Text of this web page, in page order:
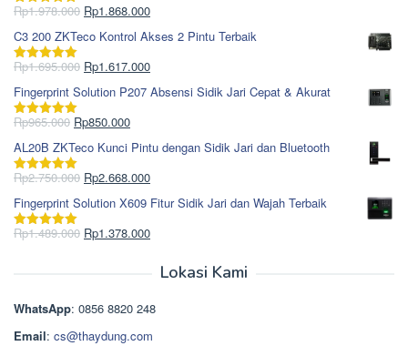
Dinilai5.00
Rp1.978.000 Harga
aslinya
adalah:
Rp1.978.000.
Rp1.868.000Harga
saat
ini
adalah:
C3 200 ZKTeco Kontrol Akses 2 Pintu Terbaik
Dinilai5.00
Rp1.695.000 Harga
aslinya
adalah:
Rp1.695.000.
Rp1.617.000Harga
saat
ini
Fingerprint Solution P207 Absensi Sidik Jari Cepat & Akurat
Dinilai5.00
Rp965.000 Harga
aslinya
adalah:
Rp965.000.
Rp850.000Harga
saat
ini
adalah:
AL20B ZKTeco Kunci Pintu dengan Sidik Jari dan Bluetooth
Dinilai5.00
Rp2.750.000 Harga
aslinya
adalah:
Rp2.750.000.
Rp2.668.000Harga
saat
ini
adalah:
Fingerprint Solution X609 Fitur Sidik Jari dan Wajah Terbaik
Dinilai5.00
Rp1.489.000 Harga
Rp1.378.000Harga
Rp1.378.000.
Lokasi Kami
WhatsApp: 0856 8820 248
Email: cs@thaydung.com